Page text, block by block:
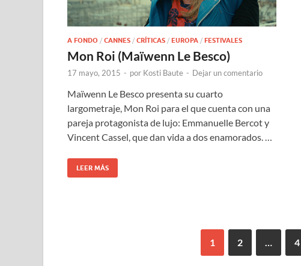
A FONDO / CANNES / CRÍTICAS / EUROPA / FESTIVALES
Mon Roi (Maïwenn Le Besco)
17 mayo, 2015 - por Kosti Baute - Dejar un comentario
Maïwenn Le Besco presenta su cuarto
largometraje, Mon Roi para el que cuenta con una
pareja protagonista de lujo: Emmanuelle Bercot y
Vincent Cassel, que dan vida a dos enamorados. …
LEER MÁS
1 2 … 4